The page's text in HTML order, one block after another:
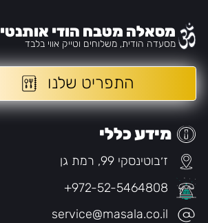
מסאלה מטבח הודי אותנטי
מסעדה הודית, משלוחים וטייק אווי בלבד
התפריט שלנו
מידע כללי
ז׳בוטינסקי 99, רמת גן
+972-52-5464808
service@masala.co.il